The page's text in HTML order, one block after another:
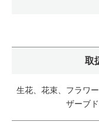
取
生花、花束、フラワ
ザーブ